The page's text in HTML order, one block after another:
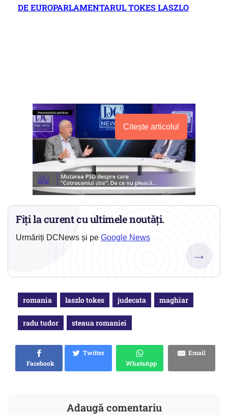
DE EUROPARLAMENTARUL TOKES LASZLO
Citește articolul
Fiți la curent cu ultimele noutăți.
Urmăriți DCNews și pe Google News
→
romania laszlo tokes judecata maghiar
radu tudor steaua romaniei
Facebook
Twitter
WhatsApp
Email
Adaugă comentariu